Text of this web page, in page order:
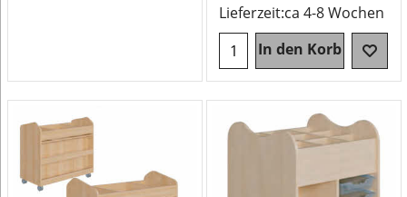
Lieferzeit:ca 4-8 Wochen
In den Korb